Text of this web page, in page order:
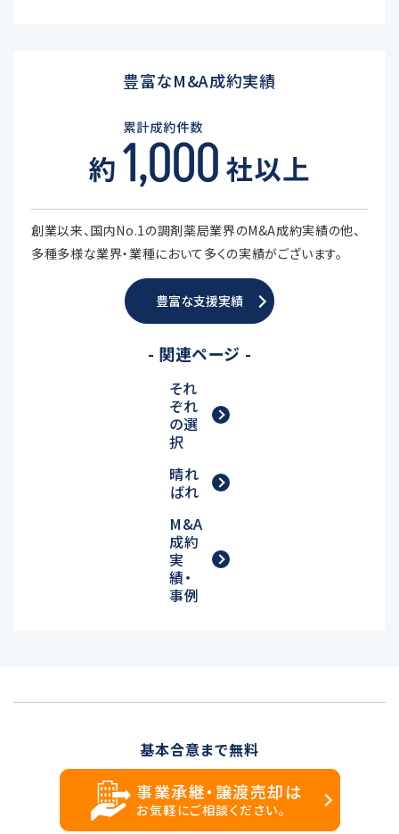
豊富なM&A成約実績
創業以来、国内No.1の調剤薬局業界のM&A成約実績の他、
多種多様な業界・業種において多くの実績がございます。
豊富な支援実績
- 関連ページ -
それ
ぞれ
の選
択
晴れ
ばれ
M&A
成約
実
績・
事例
基本合意まで無料
事業承継・譲渡売却は
お気軽にご相談ください。